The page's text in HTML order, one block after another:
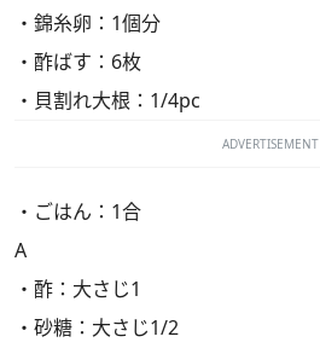
・錦糸卵：1個分
・酢ばす：6枚
・貝割れ大根：1/4pc
ADVERTISEMENT
・ごはん：1合
A
・酢：大さじ1
・砂糖：大さじ1/2